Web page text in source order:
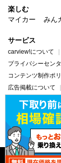
楽しむ
マイカー
みん
サービス
carview!について
プライバシーセン
コンテンツ制作ポ
広告掲載について
ヘルプ・お問い合わ
carview! Yahoo!